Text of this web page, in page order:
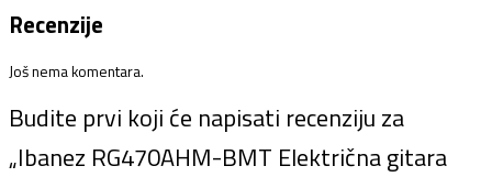
Recenzije
Još nema komentara.
Budite prvi koji će napisati recenziju za
„Ibanez RG470AHM-BMT Električna gitara